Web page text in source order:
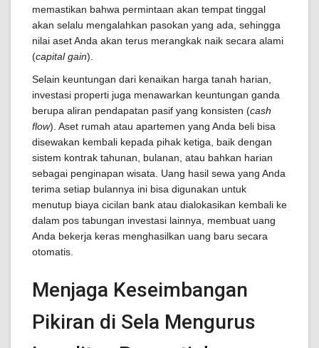
memastikan bahwa permintaan akan tempat tinggal
akan selalu mengalahkan pasokan yang ada, sehingga
nilai aset Anda akan terus merangkak naik secara alami
(capital gain).
Selain keuntungan dari kenaikan harga tanah harian,
investasi properti juga menawarkan keuntungan ganda
berupa aliran pendapatan pasif yang konsisten (cash
flow). Aset rumah atau apartemen yang Anda beli bisa
disewakan kembali kepada pihak ketiga, baik dengan
sistem kontrak tahunan, bulanan, atau bahkan harian
sebagai penginapan wisata. Uang hasil sewa yang Anda
terima setiap bulannya ini bisa digunakan untuk
menutup biaya cicilan bank atau dialokasikan kembali ke
dalam pos tabungan investasi lainnya, membuat uang
Anda bekerja keras menghasilkan uang baru secara
otomatis.
Menjaga Keseimbangan
Pikiran di Sela Mengurus